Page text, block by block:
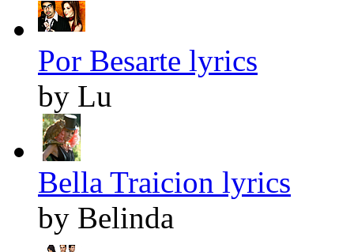
Por Besarte lyrics
by Lu
Bella Traicion lyrics
by Belinda